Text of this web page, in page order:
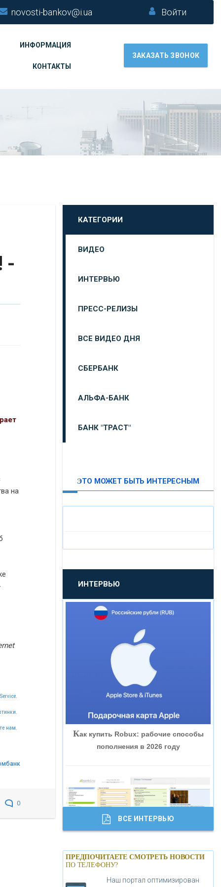
novosti-bankov@i.ua Войти
ИНФОРМАЦИЯ
КОНТАКТЫ
ЗАКАЗАТЬ ЗВОНОК
-
на
нам.
0
КАТЕГОРИИ
ВИДЕО
ИНТЕРВЬЮ
ПРЕСС-РЕЛИЗЫ
ВСЕ ВИДЕО ДНЯ
СБЕРБАНК
АЛЬФА-БАНК
БАНК "ТРАСТ"
«ПРОМСВЯЗЬБАНК»
«НОВИКОМБАНК»
«СМП БАНК»
«ВНЕШПРОМБАНК»
«БАНК ГЛОБЭКС»
«ТРАСТ»
«ГАЗПРОМБАНК»
«МОСКОВСКИЙ КРЕДИТНЫЙ
БАНК»
ЭТО МОЖЕТ БЫТЬ ИНТЕРЕСНЫМ
ИНТЕРВЬЮ
Как купить Robux: рабочие способы
пополнения в 2026 году
Банки.ру обновил логотип впервые за
19 лет - «Лента новостей»
ВСЕ ИНТЕРВЬЮ
ПРЕДПОЧИТАЕТЕ СМОТРЕТЬ НОВОСТИ
ПО ТЕЛЕФОНУ?
Наш портал оптимизирован